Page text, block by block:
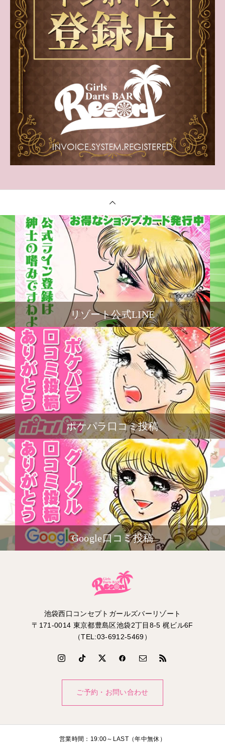
リゾート公式LINE
ポケパラ口コミ投稿
Google口コミ投稿
池袋西口コンセプトガールズバーリゾート
〒171-0014 東京都豊島区池袋2丁目8-5 梶ビル6F
（TEL:03-6912-5469）
ご予約・お問い合わせ
営業時間：19:00～LAST（年中無休）